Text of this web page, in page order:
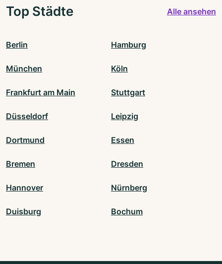
Top Städte Alle ansehen
Berlin Hamburg
München Köln
Frankfurt am Main Stuttgart
Düsseldorf Leipzig
Dortmund Essen
Bremen Dresden
Hannover Nürnberg
Duisburg Bochum